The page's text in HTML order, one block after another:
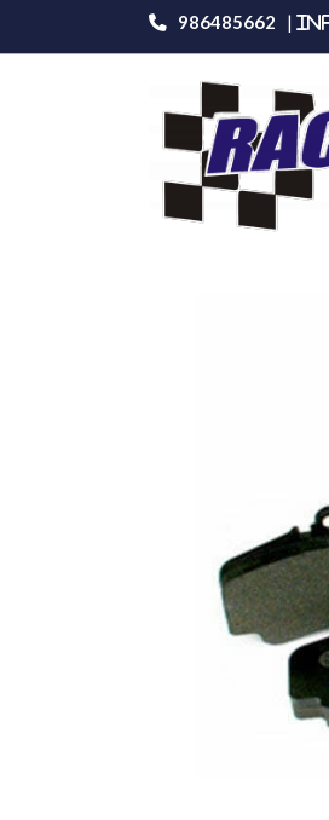
986485662 |
Productos